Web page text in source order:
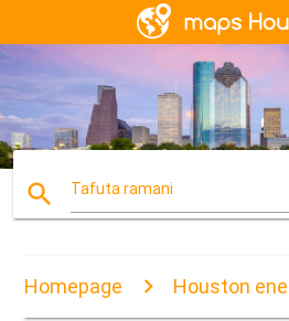
search Tafuta ramani
Homepage Houston